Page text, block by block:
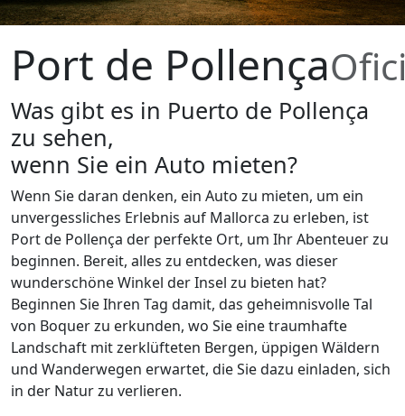
Port de Pollença
Was gibt es in Puerto de Pollença
zu sehen,
wenn Sie ein Auto mieten?
Wenn Sie daran denken, ein Auto zu mieten, um ein
unvergessliches Erlebnis auf Mallorca zu erleben, ist
Port de Pollença der perfekte Ort, um Ihr Abenteuer zu
beginnen. Bereit, alles zu entdecken, was dieser
wunderschöne Winkel der Insel zu bieten hat?
Beginnen Sie Ihren Tag damit, das geheimnisvolle Tal
von Boquer zu erkunden, wo Sie eine traumhafte
Landschaft mit zerklüfteten Bergen, üppigen Wäldern
und Wanderwegen erwartet, die Sie dazu einladen, sich
in der Natur zu verlieren.